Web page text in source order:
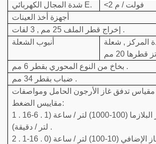
شدة المجال الكهربائي E.
<2 فولت / م
أجهزة أخذ العينات
إخراج قطر الملف 25 مم , 3 لفات .
أنبوب الشعلة
المركز , شعلة
بخاخ من النوع المحوري بقطر 6 مم .
ضباب بقطر 34 مم .
تدفق غاز الأرجون الحامل ومواصفات
مقاييس الضغط:
1 . مقياس تدفق غاز البلازما (100-1000) لتر / ساعة (1 . 6-16
لتر / دقيقة) .
2 . مقياس تدفق الغاز الإضافي (10-100) لتر / ساعة (0 . 16-1